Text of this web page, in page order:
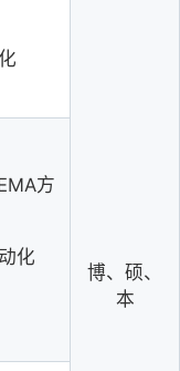
博、硕、
本
方
化